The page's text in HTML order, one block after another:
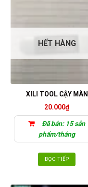
HẾT HÀNG
XILI TOOL CẬY MÀN
20.000₫
Đã bán: 15 sản
phẩm/tháng
ĐỌC TIẾP